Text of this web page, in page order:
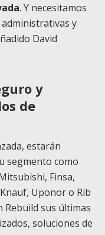
. Y necesitamos
y
David
y
de
estarán
segmento como
Finsa,
Uponor o Rib
Rebuild sus últimas
soluciones de